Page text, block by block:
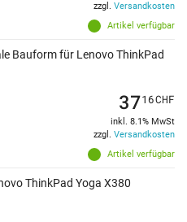
Artikel verfügbar
zzgl. Versandkosten
Bauform für Lenovo ThinkPad
Artikel verfügbar
3716CHF
inkl. 8.1% MwSt
zzgl. Versandkosten
ThinkPad Yoga X380